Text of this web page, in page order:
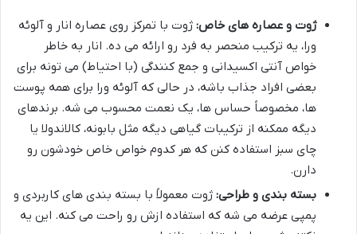
ژوت و عصاره های خاص: ژوت با تمرکز روی عصاره انار و آلوئه
ورا، یه ترکیب منحصر به فرد رو ارائه می ده. انار به خاطر
خواص آنتی اکسیدانی و جمع کنندگی (با احتیاط) می تونه برای
بعضی افراد جذاب باشه، در حالی که آلوئه ورا برای همه پوست
ها، مخصوصاً حساس ها، یک نعمت محسوب می شه. برندهای
دیگه ممکنه از ترکیبات گیاهی دیگه مثل بابونه، کالاندولا یا
چای سبز استفاده کنن که هر کدوم خواص خاص خودشون رو
دارن.
بسته بندی و طراحی: ژوت معمولاً با بسته بندی های کاربردی و
پمپی عرضه می شه که استفاده ازش رو راحت می کنه. این یه